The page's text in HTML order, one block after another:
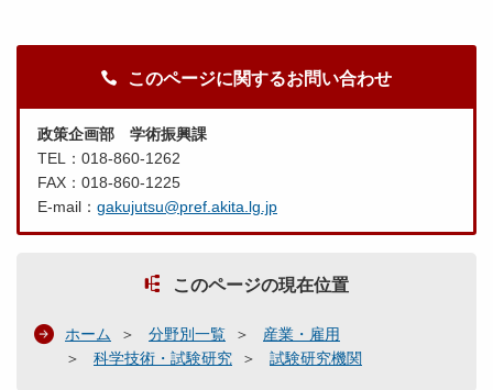
このページに関するお問い合わせ
政策企画部 学術振興課
TEL：018-860-1262
FAX：018-860-1225
E-mail： gakujutsu@pref.akita.lg.jp
このページの現在位置
ホーム 分野別一覧
産業・雇用
科学技術・試験研究
試験研究機関